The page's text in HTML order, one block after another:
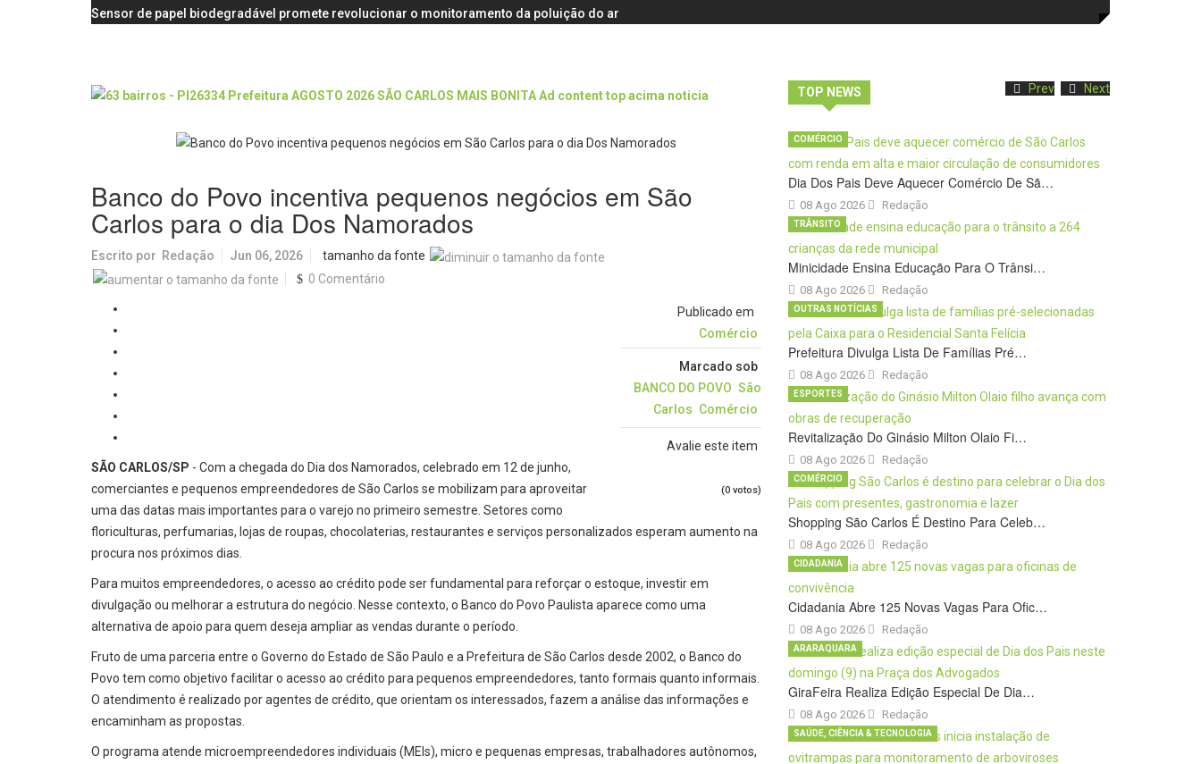
Sensor de papel biodegradável promete revolucionar o monitoramento da poluição do ar
Banco do Povo incentiva pequenos negócios em São
Carlos para o dia Dos Namorados
Escrito por Redação Jun 06, 2026
tamanho da fonte
0 Comentário
Publicado em
Comércio
Marcado sob
BANCO DO POVO São
Carlos Comércio
Avalie este item
(0 votos)
SÃO CARLOS/SP - Com a chegada do Dia dos Namorados, celebrado em 12 de junho,
comerciantes e pequenos empreendedores de São Carlos se mobilizam para aproveitar
uma das datas mais importantes para o varejo no primeiro semestre. Setores como
floriculturas, perfumarias, lojas de roupas, chocolaterias, restaurantes e serviços personalizados esperam aumento na
procura nos próximos dias.
Para muitos empreendedores, o acesso ao crédito pode ser fundamental para reforçar o estoque, investir em
divulgação ou melhorar a estrutura do negócio. Nesse contexto, o Banco do Povo Paulista aparece como uma
alternativa de apoio para quem deseja ampliar as vendas durante o período.
Fruto de uma parceria entre o Governo do Estado de São Paulo e a Prefeitura de São Carlos desde 2002, o Banco do
Povo tem como objetivo facilitar o acesso ao crédito para pequenos empreendedores, tanto formais quanto informais.
O atendimento é realizado por agentes de crédito, que orientam os interessados, fazem a análise das informações e
encaminham as propostas.
O programa atende microempreendedores individuais (MEIs), micro e pequenas empresas, trabalhadores autônomos,
TOP NEWS Prev Next
Dia Dos Pais Deve Aquecer Comércio De Sã…
08 Ago 2026
COMÉRCIO
Redação
Minicidade Ensina Educação Para O Trânsi…
08 Ago 2026
TRÂNSITO
Redação
Prefeitura Divulga Lista De Famílias Pré…
08 Ago 2026
OUTRAS NOTÍCIAS
Redação
Revitalização Do Ginásio Milton Olaio Fi…
08 Ago 2026
ESPORTES
Redação
Shopping São Carlos É Destino Para Celeb…
08 Ago 2026
COMÉRCIO
Redação
Cidadania Abre 125 Novas Vagas Para Ofic…
08 Ago 2026
CIDADANIA
Redação
GiraFeira Realiza Edição Especial De Dia…
08 Ago 2026
ARARAQUARA
Redação
SAÚDE, CIÊNCIA & TECNOLOGIA